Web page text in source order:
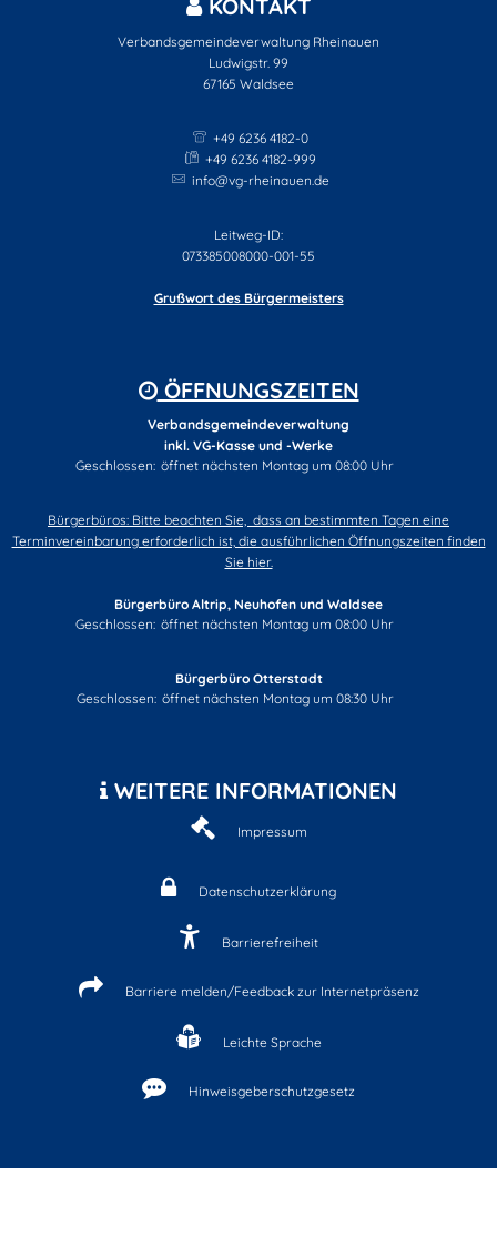
KONTAKT
Verbandsgemeindeverwaltung Rheinauen
Ludwigstr. 99
67165 Waldsee
+49 6236 4182-0
+49 6236 4182-999
info@vg-rheinauen.de
Leitweg-ID:
073385008000-001-55
Grußwort des Bürgermeisters
ÖFFNUNGSZEITEN
Verbandsgemeindeverwaltung
inkl. VG-Kasse und -Werke
Klicken, um weitere Öffnungs- oder Schließzeiten auszublenden
Geschlossen: öffnet nächsten Montag um 08:00 Uhr
Bürgerbüros: Bitte beachten Sie, dass an bestimmten Tagen eine
Terminvereinbarung erforderlich ist, die ausführlichen Öffnungszeiten finden
Sie hier.
Bürgerbüro Altrip, Neuhofen und Waldsee
Klicken, um weitere Öffnungs- oder Schließzeiten auszublenden
Geschlossen: öffnet nächsten Montag um 08:00 Uhr
Bürgerbüro Otterstadt
Klicken, um weitere Öffnungs- oder Schließzeiten auszublenden
Geschlossen: öffnet nächsten Montag um 08:30 Uhr
WEITERE INFORMATIONEN
Impressum
Datenschutzerklärung
Barrierefreiheit
Barriere melden/Feedback zur Internetpräsenz
Leichte Sprache
Hinweisgeberschutzgesetz